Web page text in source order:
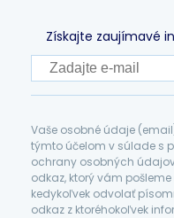
Získajte zaujímavé
Vaše osobné údaje
týmto účelom v súlade s
ochrany osobných
odkaz, ktorý vám
kedykoľvek odvolať
odkaz z ktoréhokoľvek